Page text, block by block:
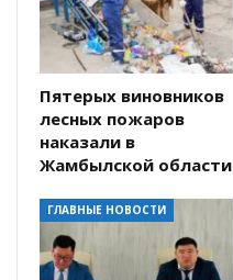
Пятерых виновников
лесных пожаров
наказали в
Жамбылской области
ГЛАВНЫЕ НОВОСТИ